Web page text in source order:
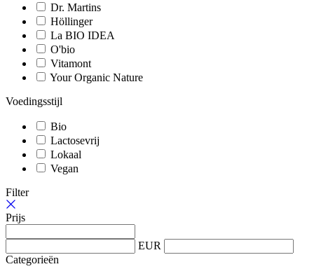
Dr. Martins
Höllinger
La BIO IDEA
O'bio
Vitamont
Your Organic Nature
Voedingsstijl
Bio
Lactosevrij
Lokaal
Vegan
Filter
Prijs
EUR
Categorieën